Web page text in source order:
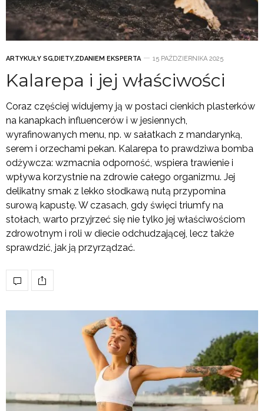
ARTYKUŁY SG,DIETY,ZDANIEM EKSPERTA 15 PAŹDZIERNIKA 2025
Kalarepa i jej właściwości
Coraz częściej widujemy ją w postaci cienkich plasterków
na kanapkach influencerów i w jesiennych,
wyrafinowanych menu, np. w sałatkach z mandarynką,
serem i orzechami pekan. Kalarepa to prawdziwa bomba
odżywcza: wzmacnia odporność, wspiera trawienie i
wpływa korzystnie na zdrowie całego organizmu. Jej
delikatny smak z lekko słodkawą nutą przypomina
surową kapustę. W czasach, gdy święci triumfy na
stołach, warto przyjrzeć się nie tylko jej właściwościom
zdrowotnym i roli w diecie odchudzającej, lecz także
sprawdzić, jak ją przyrządzać.